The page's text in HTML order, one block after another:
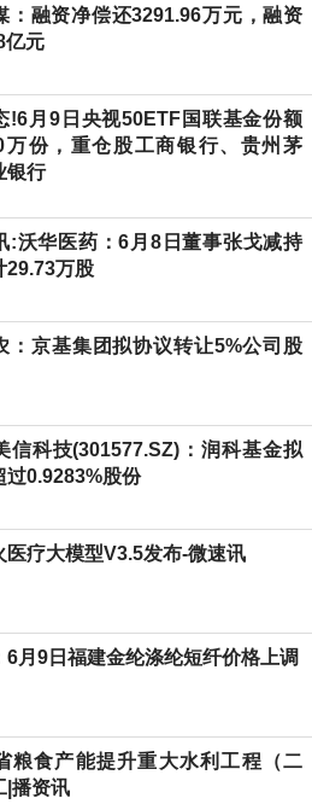
：融资净偿还3291.96万元，融资
亿元
!6月9日央视50ETF国联基金份额
万份，重仓股工商银行、贵州茅
银行
:沃华医药：6月8日董事张戈减持
29.73万股
：京基集团拟协议转让5%公司股
信科技(301577.SZ)：润科基金拟
过0.9283%股份
医疗大模型V3.5发布-微速讯
6月9日福建金纶涤纶短纤价格上调
粮食产能提升重大水利工程（二
|播资讯